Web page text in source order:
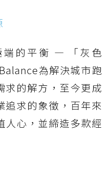
端的平衡 — 「灰色
為解決城市跑
求的解方，至今更成
追求的象徵，百年來
人心，並締造多款經